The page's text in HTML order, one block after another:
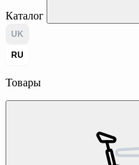
Каталог
UK
RU
Товары